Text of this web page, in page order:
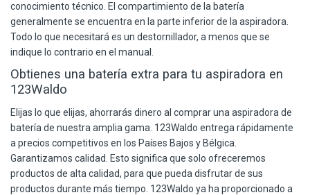
conocimiento técnico. El compartimiento de la batería
generalmente se encuentra en la parte inferior de la aspiradora.
Todo lo que necesitará es un destornillador, a menos que se
indique lo contrario en el manual.
Obtienes una batería extra para tu aspiradora en
123Waldo
Elijas lo que elijas, ahorrarás dinero al comprar una aspiradora de
batería de nuestra amplia gama. 123Waldo entrega rápidamente
a precios competitivos en los Países Bajos y Bélgica.
Garantizamos calidad. Esto significa que solo ofreceremos
productos de alta calidad, para que pueda disfrutar de sus
productos durante más tiempo. 123Waldo ya ha proporcionado a